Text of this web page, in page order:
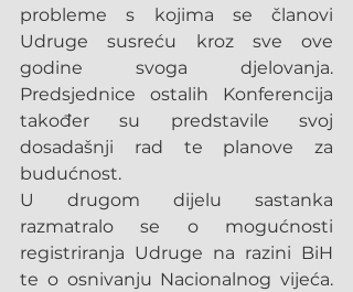
probleme s kojima se članovi
Udruge susreću kroz sve ove
godine svoga djelovanja.
Predsjednice ostalih Konferencija
također su predstavile svoj
dosadašnji rad te planove za
budućnost.
U drugom dijelu sastanka
razmatralo se o mogućnosti
registriranja Udruge na razini BiH
te o osnivanju Nacionalnog vijeća.